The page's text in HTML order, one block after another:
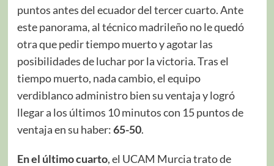
puntos antes del ecuador del tercer cuarto. Ante
este panorama, al técnico madrileño no le quedó
otra que pedir tiempo muerto y agotar las
posibilidades de luchar por la victoria. Tras el
tiempo muerto, nada cambio, el equipo
verdiblanco administro bien su ventaja y logró
llegar a los últimos 10 minutos con 15 puntos de
ventaja en su haber:65-50.
En el último cuarto, el UCAM Murcia trato de